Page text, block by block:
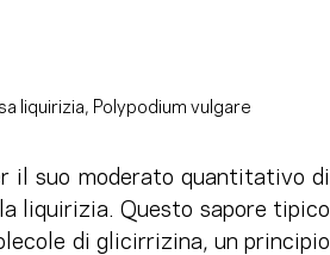
liquirizia, Polypodium vulgare
il suo moderato quantitativo di
liquirizia. Questo sapore tipico
di glicirrizina, un principio